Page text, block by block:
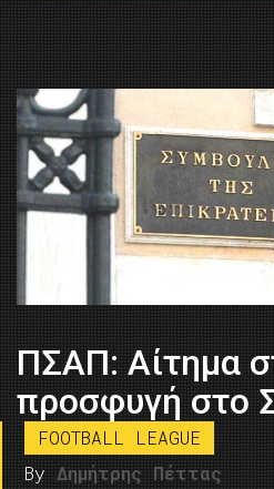
ΠΣΑΠ: Αίτημα
προσφυγή στο
FOOTBALL LEAGUE
By Δημήτρης Πέττας